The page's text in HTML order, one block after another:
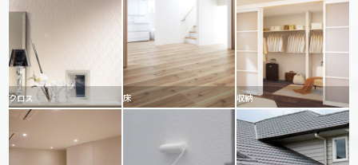
クロス 床 収納